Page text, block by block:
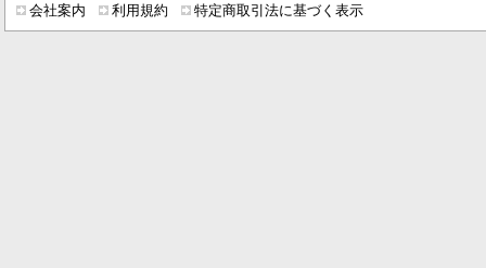
会社案内 利用規約 特定商取引法に基づく表示